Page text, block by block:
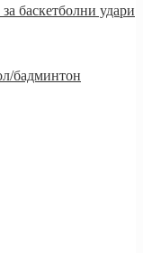
баскетболни удари
бадминтон